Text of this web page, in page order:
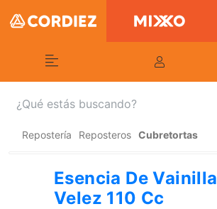
Repostería Reposteros Cubretortas
Esencia De Vainilla
Velez 110 Cc